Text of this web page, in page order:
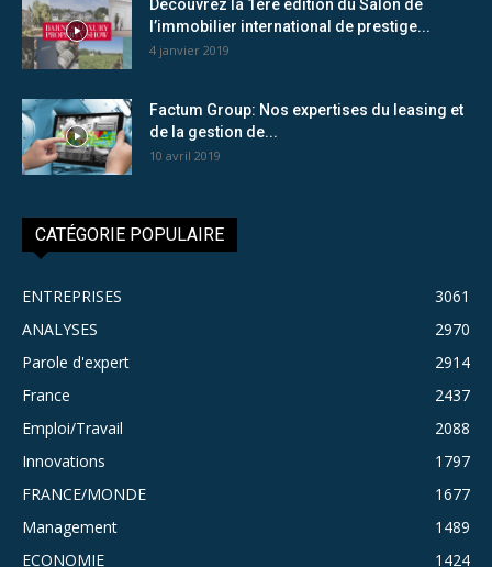
Découvrez la 1ère édition du Salon de
l’immobilier international de prestige...
4 janvier 2019
Factum Group: Nos expertises du leasing et
de la gestion de...
10 avril 2019
CATÉGORIE POPULAIRE
ENTREPRISES
3061
ANALYSES
2970
Parole d'expert
2914
France
2437
Emploi/Travail
2088
Innovations
1797
FRANCE/MONDE
1677
Management
1489
ECONOMIE
1424